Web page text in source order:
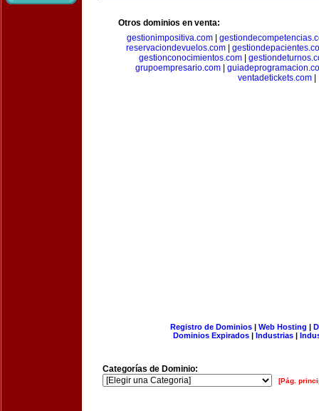
Otros dominios en venta:
gestionimpositiva.com
reservaciondevuelos.com
gestionconocimientos.com
grupoempresario.com|
ventadetickets.com
Registro de Dominios| Web Hosting |
Dominios Expirados | Industrias |
Categorías de Dominio:
[Pág.